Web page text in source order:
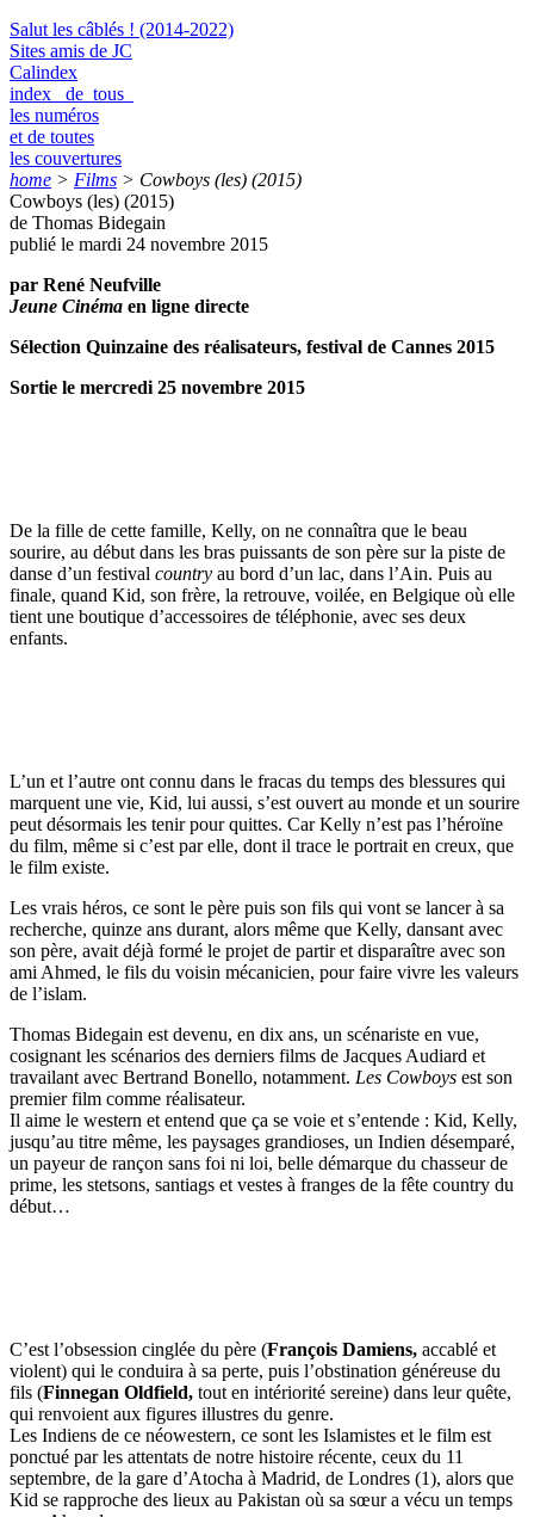
Salut les câblés ! (2014-2022)
Sites amis de JC
Calindex
index de tous
les numéros
et de toutes
les couvertures
home > Films > Cowboys (les) (2015)
Cowboys (les) (2015)
de Thomas Bidegain
publié le mardi 24 novembre 2015
par René Neufville
Jeune Cinéma en ligne directe
Sélection Quinzaine des réalisateurs, festival de Cannes 2015
Sortie le mercredi 25 novembre 2015
De la fille de cette famille, Kelly, on ne connaîtra que le beau
sourire, au début dans les bras puissants de son père sur la piste de
danse d’un festival country au bord d’un lac, dans l’Ain. Puis au
finale, quand Kid, son frère, la retrouve, voilée, en Belgique où elle
tient une boutique d’accessoires de téléphonie, avec ses deux
enfants.
L’un et l’autre ont connu dans le fracas du temps des blessures qui
marquent une vie, Kid, lui aussi, s’est ouvert au monde et un sourire
peut désormais les tenir pour quittes. Car Kelly n’est pas l’héroïne
du film, même si c’est par elle, dont il trace le portrait en creux, que
le film existe.
Les vrais héros, ce sont le père puis son fils qui vont se lancer à sa
recherche, quinze ans durant, alors même que Kelly, dansant avec
son père, avait déjà formé le projet de partir et disparaître avec son
ami Ahmed, le fils du voisin mécanicien, pour faire vivre les valeurs
de l’islam.
Thomas Bidegain est devenu, en dix ans, un scénariste en vue,
cosignant les scénarios des derniers films de Jacques Audiard et
travailant avec Bertrand Bonello, notamment. Les Cowboys est son
premier film comme réalisateur.
Il aime le western et entend que ça se voie et s’entende : Kid, Kelly,
jusqu’au titre même, les paysages grandioses, un Indien désemparé,
un payeur de rançon sans foi ni loi, belle démarque du chasseur de
prime, les stetsons, santiags et vestes à franges de la fête country du
début…
C’est l’obsession cinglée du père (François Damiens, accablé et
violent) qui le conduira à sa perte, puis l’obstination généreuse du
fils (Finnegan Oldfield, tout en intériorité sereine) dans leur quête,
qui renvoient aux figures illustres du genre.
Les Indiens de ce néowestern, ce sont les Islamistes et le film est
ponctué par les attentats de notre histoire récente, ceux du 11
septembre, de la gare d’Atocha à Madrid, de Londres (1), alors que
Kid se rapproche des lieux au Pakistan où sa sœur a vécu un temps